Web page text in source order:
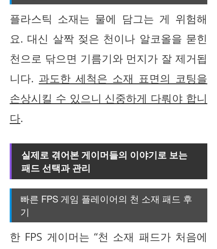
플라스틱 소재는 물에 담그는 게 위험해
요. 대신 살짝 젖은 천이나 알코올을 묻힌
천으로 닦으면 기름기와 먼지가 잘 제거됩
니다. 과도한 세척은 소재 표면의 코팅을
손상시킬 수 있으니 신중하게 다뤄야 합니
다.
실제로 겪어본 게이머들의 이야기로 보는
패드 선택과 관리
빠른 FPS 게임 플레이어의 천 소재 패드 후
기
한 FPS 게이머는 “천 소재 패드가 처음에